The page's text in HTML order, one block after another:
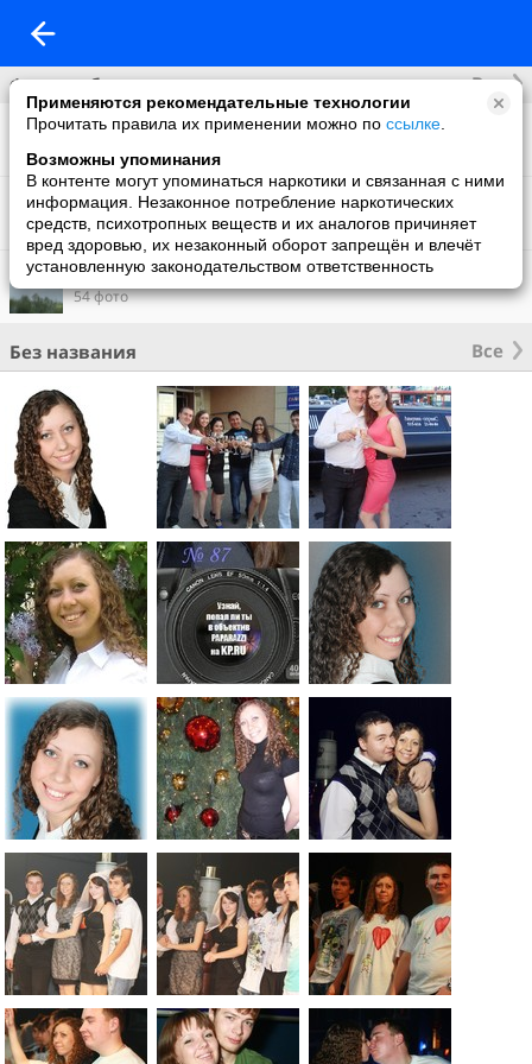
Применяются рекомендательные технологии
Прочитать правила их применении можно по ссылке
Возможны упоминания
В контенте могут упоминаться наркотики и связанная с ними
информация. Незаконное потребление наркотических
средств, психотропных веществ и их аналогов причиняет
вред здоровью, их незаконный оборот запрещён и влечёт
установленную законодательством ответственность
Фотоальбомы Все
Фото со мной
Анимация
1 фото
Чернолучье. Май 2010
54 фото
Без названия Все